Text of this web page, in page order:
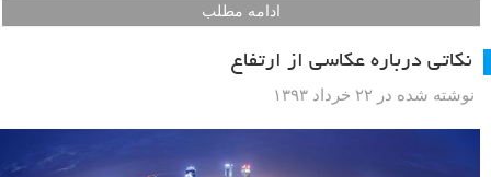
ادامه مطلب
نکاتی درباره عکاسی از ارتفاع
نوشته شده در ۲۲ خرداد ۱۳۹۳